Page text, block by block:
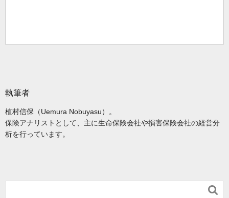
執筆者
植村信保（Uemura Nobuyasu）。
保険アナリストとして、主に生命保険会社や損害保険会社の経営分
析を行っています。
